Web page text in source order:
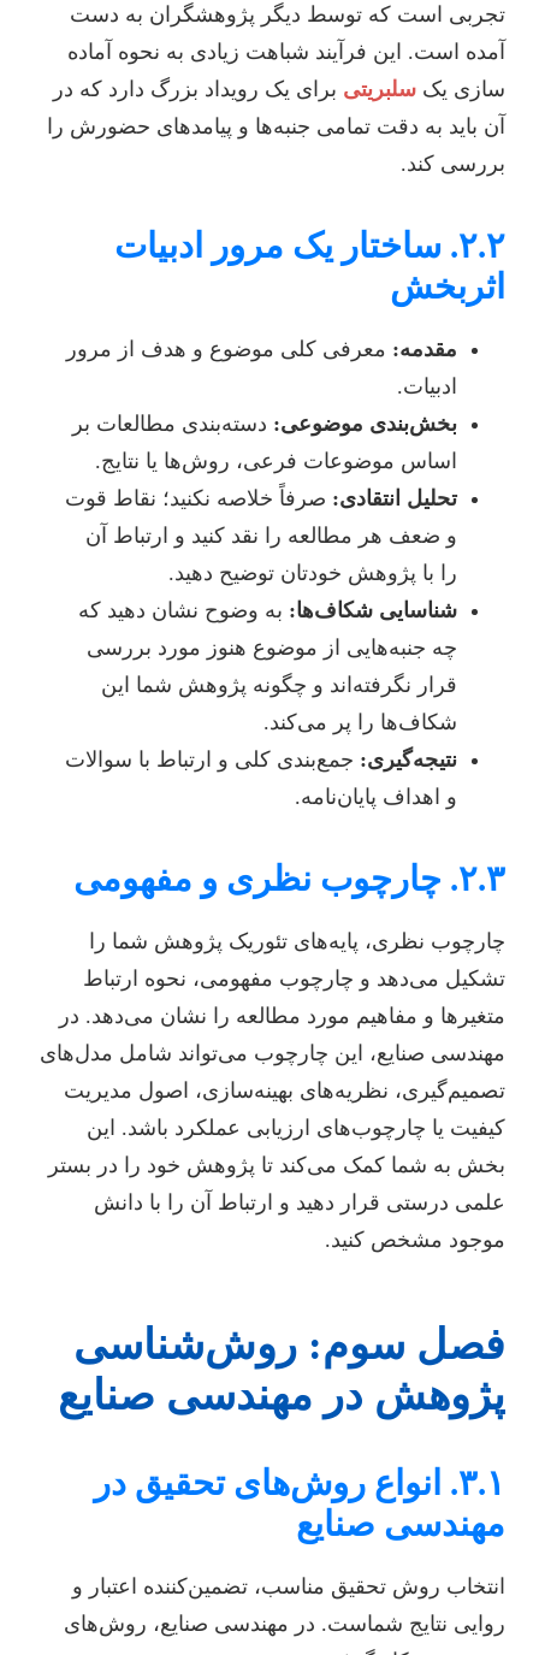
تجربی است که توسط دیگر پژوهشگران به دست
آمده است. این فرآیند شباهت زیادی به نحوه آماده
سازی یک سلبریتی برای یک رویداد بزرگ دارد که در
آن باید به دقت تمامی جنبه‌ها و پیامدهای حضورش را
بررسی کند.
۲.۲. ساختار یک مرور ادبیات
اثربخش
مقدمه: معرفی کلی موضوع و هدف از مرور
ادبیات.
بخش‌بندی موضوعی: دسته‌بندی مطالعات بر
اساس موضوعات فرعی، روش‌ها یا نتایج.
تحلیل انتقادی: صرفاً خلاصه نکنید؛ نقاط قوت
و ضعف هر مطالعه را نقد کنید و ارتباط آن
را با پژوهش خودتان توضیح دهید.
شناسایی شکاف‌ها: به وضوح نشان دهید که
چه جنبه‌هایی از موضوع هنوز مورد بررسی
قرار نگرفته‌اند و چگونه پژوهش شما این
شکاف‌ها را پر می‌کند.
نتیجه‌گیری: جمع‌بندی کلی و ارتباط با سوالات
و اهداف پایان‌نامه.
۲.۳. چارچوب نظری و مفهومی
چارچوب نظری، پایه‌های تئوریک پژوهش شما را
تشکیل می‌دهد و چارچوب مفهومی، نحوه ارتباط
متغیرها و مفاهیم مورد مطالعه را نشان می‌دهد. در
مهندسی صنایع، این چارچوب می‌تواند شامل مدل‌های
تصمیم‌گیری، نظریه‌های بهینه‌سازی، اصول مدیریت
کیفیت یا چارچوب‌های ارزیابی عملکرد باشد. این
بخش به شما کمک می‌کند تا پژوهش خود را در بستر
علمی درستی قرار دهید و ارتباط آن را با دانش
موجود مشخص کنید.
فصل سوم: روش‌شناسی
پژوهش در مهندسی صنایع
۳.۱. انواع روش‌های تحقیق در
مهندسی صنایع
انتخاب روش تحقیق مناسب، تضمین‌کننده اعتبار و
روایی نتایج شماست. در مهندسی صنایع، روش‌های